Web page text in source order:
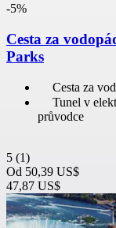
-5%
Cesta za
Parks
Cesta za
Tunel v
průvodce
5 (1)
Od 50,39 US$
47,87 US$